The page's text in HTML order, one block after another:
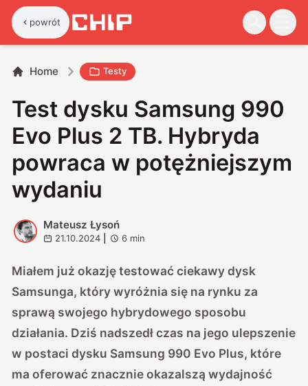
powrót
Home Testy
Test dysku Samsung 990
Evo Plus 2 TB. Hybryda
powraca w potężniejszym
wydaniu
M
Mateusz Łysoń
21.10.2024 6 min
Miałem już okazję testować ciekawy dysk
Samsunga, który wyróżnia się na rynku za
sprawą swojego hybrydowego sposobu
działania. Dziś nadszedł czas na jego ulepszenie
w postaci dysku Samsung 990 Evo Plus, które
ma oferować znacznie okazalszą wydajność